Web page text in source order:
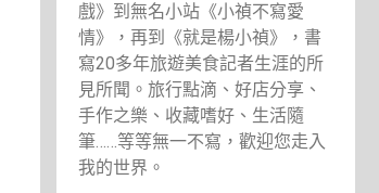
戲》到無名小站《小禎不寫愛
情》，再到《就是楊小禎》，書
寫20多年旅遊美食記者生涯的所
見所聞。旅行點滴、好店分享、
手作之樂、收藏嗜好、生活隨
筆……等等無一不寫，歡迎您走入
我的世界。